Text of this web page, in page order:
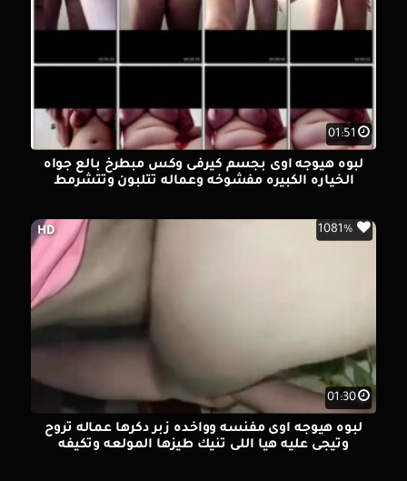
01:51
لبوه هيوجه اوى بجسم كيرفى وكس مبطرخ بالع جواه
الخياره الكبيره مفشوخه وعماله تتلبون وتتشرمط
01:30
HD 1081%
لبوه هيوجه اوى مفنسه وواخده زبر دكرها عماله تروح
وتيجى عليه هيا اللى تنيك طيزها المولعه وتكيفه